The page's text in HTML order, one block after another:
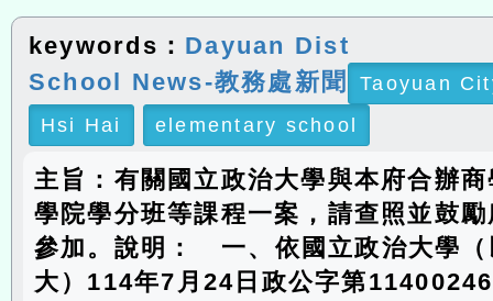
keywords： Dayuan Dist
School News-教務處新聞
Taoyuan
Hsi Hai
elementary school
主旨：有關國立政治大學與本府合辦
學院學分班等課程一案，請查照並鼓
參加。說明： 一、依國立政治大學（
大）114年7月24日政公字第